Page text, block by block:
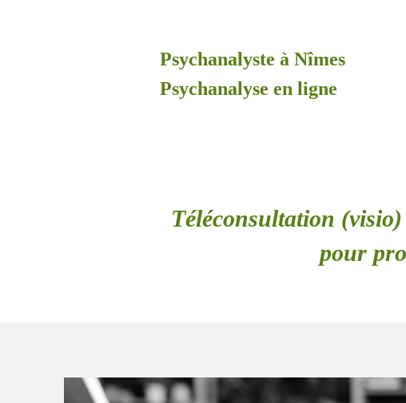
Psychanalyste à Nîmes
Psychanalyse en ligne
Téléconsultation
pour